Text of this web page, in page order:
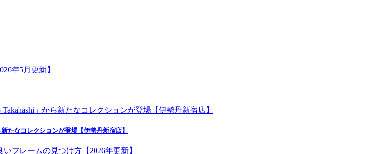
たなコレクションが登場【伊勢丹新宿店】